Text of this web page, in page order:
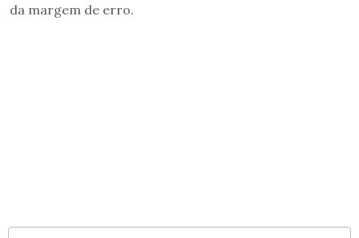
da margem de erro.